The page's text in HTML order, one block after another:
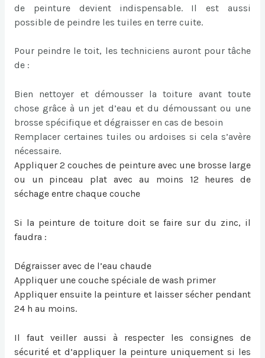
de peinture devient indispensable. Il est aussi
possible de peindre les tuiles en terre cuite.
Pour peindre le toit, les techniciens auront pour tâche
de :
Bien nettoyer et démousser la toiture avant toute
chose grâce à un jet d’eau et du démoussant ou une
brosse spécifique et dégraisser en cas de besoin
Remplacer certaines tuiles ou ardoises si cela s’avère
nécessaire.
Appliquer 2 couches de peinture avec une brosse large
ou un pinceau plat avec au moins 12 heures de
séchage entre chaque couche
Si la peinture de toituredoit se faire sur du zinc, il
faudra :
Dégraisser avec de l’eau chaude
Appliquer une couche spéciale de wash primer
Appliquer ensuite la peinture et laisser sécher pendant
24 h au moins.
Il faut veiller aussi à respecter les consignes de
sécurité et d’appliquer la peinture uniquement si les